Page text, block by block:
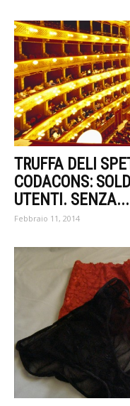
TRUFFA DELI
CODACONS:
UTENTI. SENZA...
Febbraio 11, 2014